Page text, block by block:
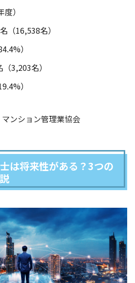
）
（16,538名）
）
3,203名）
）
ンション管理業協会
は将来性がある？3つの